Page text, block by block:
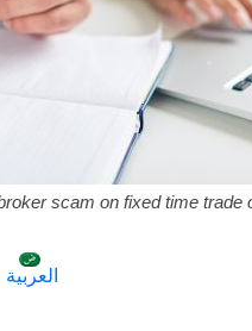
scam on fixed time trade
العربية